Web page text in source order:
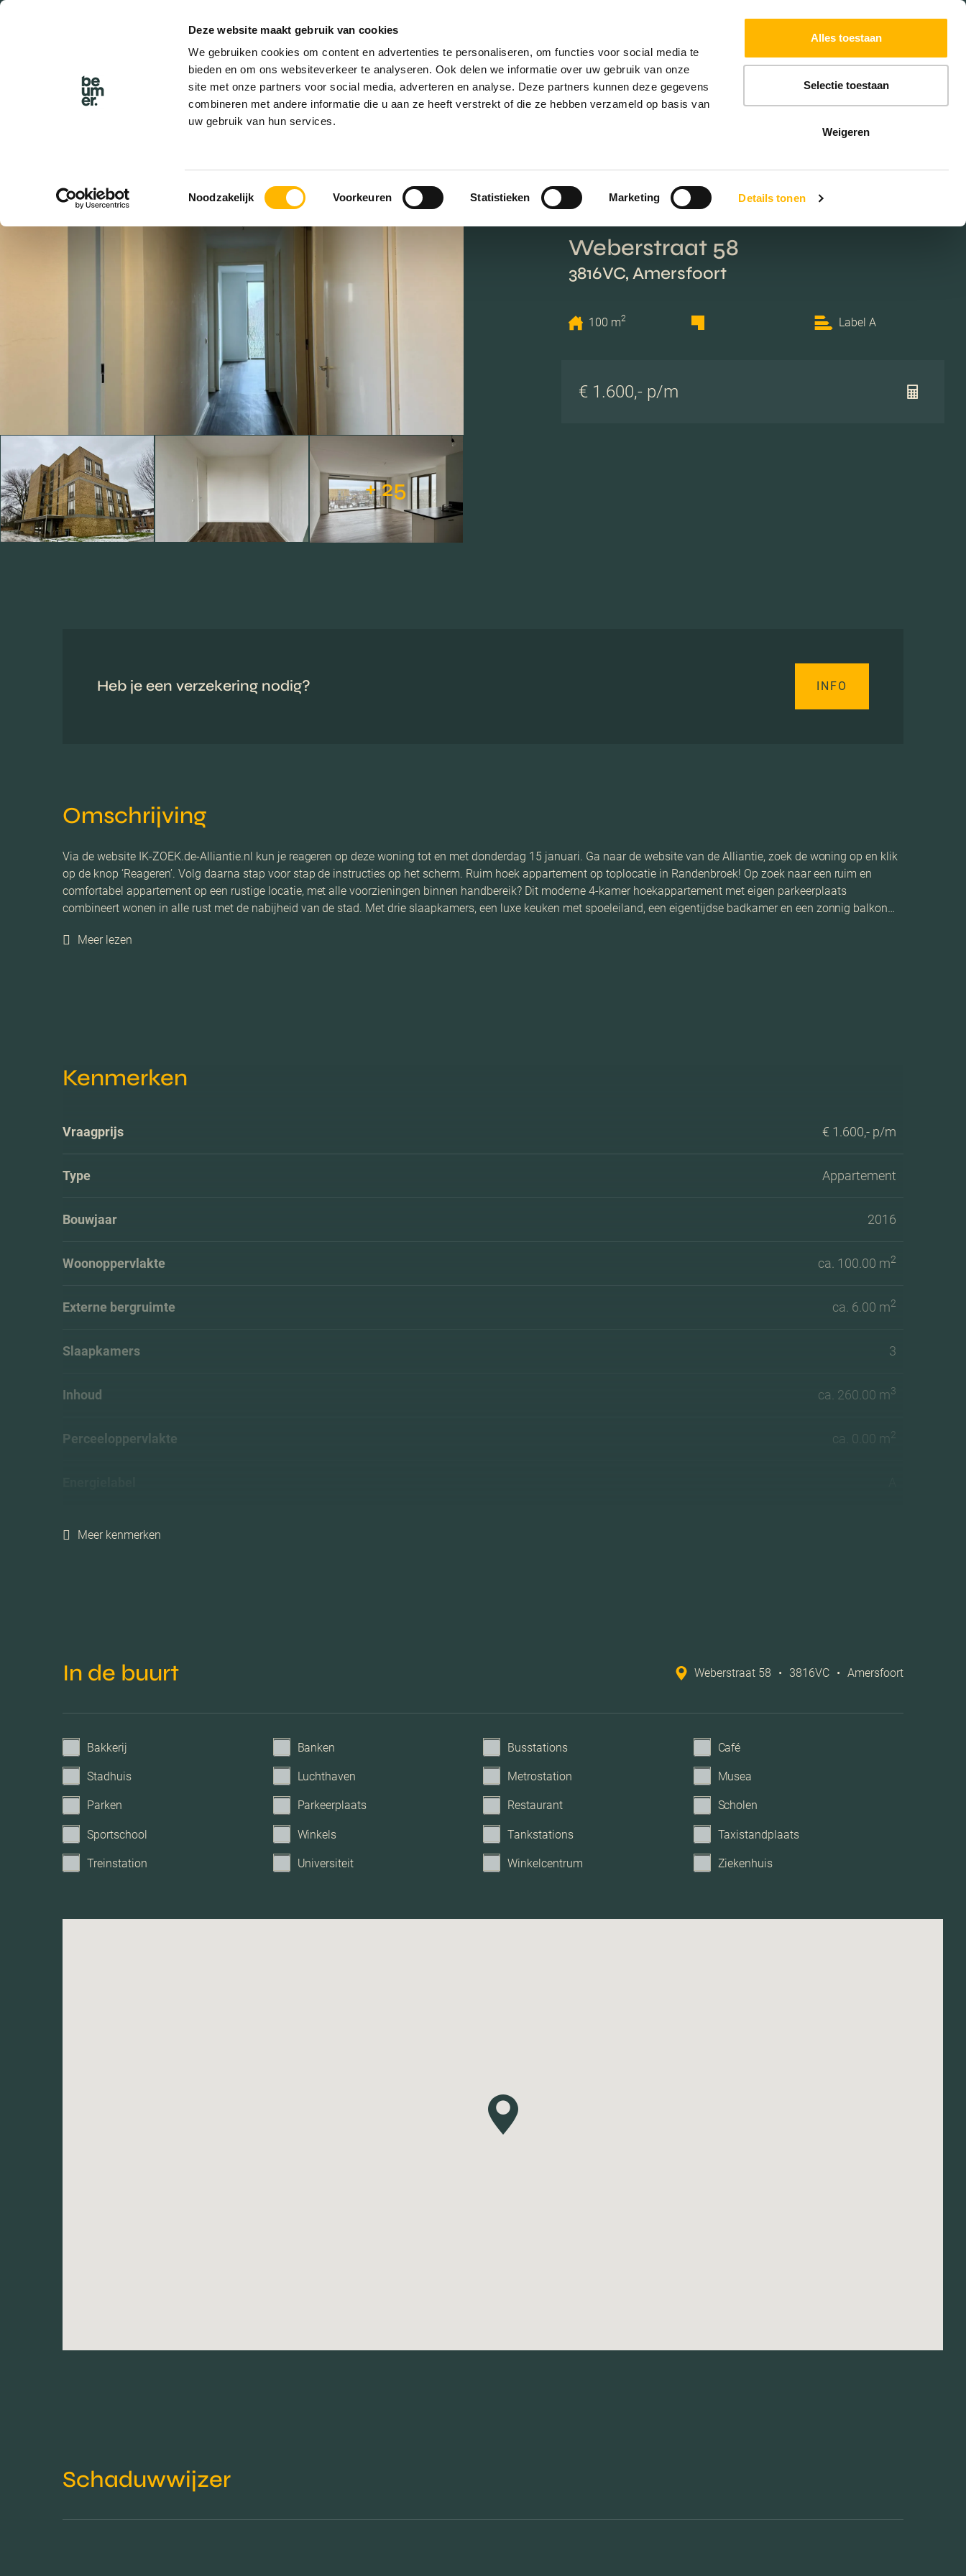
Deze website maakt gebruik van cookies
We gebruiken cookies om content en advertenties te personaliseren, om functies voor social media te
bieden en om ons websiteverkeer te analyseren. Ook delen we informatie over uw gebruik van onze
site met onze partners voor social media, adverteren en analyse. Deze partners kunnen deze gegevens
combineren met andere informatie die u aan ze heeft verstrekt of die ze hebben verzameld op basis van
uw gebruik van hun services.
Toestemmingsselectie
Noodzakelijk Voorkeuren Statistieken Marketing Details tonen
Alles toestaan
Selectie toestaan
Weigeren
EXTRA DIENSTEN
+ 25
Weberstraat 58
3816VC, Amersfoort
100 m2 Label A
€ 1.600,- p/m
Heb je een verzekering nodig? INFO
Omschrijving
Via de website IK-ZOEK.de-Alliantie.nl kun je reageren op deze woning tot en met donderdag 15 januari. Ga naar de website van de Alliantie, zoek de woning op en klik
op de knop ‘Reageren’. Volg daarna stap voor stap de instructies op het scherm. Ruim hoek appartement op toplocatie in Randenbroek! Op zoek naar een ruim en
comfortabel appartement op een rustige locatie, met alle voorzieningen binnen handbereik? Dit moderne 4-kamer hoekappartement met eigen parkeerplaats
combineert wonen in alle rust met de nabijheid van de stad. Met drie slaapkamers, een luxe keuken met spoeleiland, een eigentijdse badkamer en een zonnig balkon…
Meer lezen
Kenmerken
Vraagprijs € 1.600,- p/m
Type Appartement
Bouwjaar 2016
Woonoppervlakte ca. 100.00 m2
Externe bergruimte ca. 6.00 m2
Slaapkamers 3
Inhoud ca. 260.00 m3
Perceeloppervlakte ca. 0.00 m2
Meer kenmerken
In de buurt Weberstraat 58 • 3816VC • Amersfoort
Bakkerij Banken Busstations Café
Stadhuis Luchthaven Metrostation Musea
Parken Parkeerplaats Restaurant Scholen
Sportschool Winkels Tankstations Taxistandplaats
Treinstation Universiteit Winkelcentrum Ziekenhuis
Schaduwwijzer